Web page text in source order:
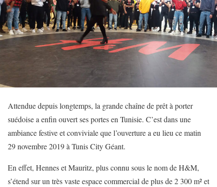
Attendue depuis longtemps, la grande chaîne de prêt à porter
suédoise a enfin ouvert ses portes en Tunisie. C’est dans une
ambiance festive et conviviale que l’ouverture a eu lieu ce matin
29 novembre 2019 à Tunis City Géant.
En effet, Hennes et Mauritz, plus connu sous le nom de H&M,
s’étend sur un très vaste espace commercial de plus de 2 300 m² et